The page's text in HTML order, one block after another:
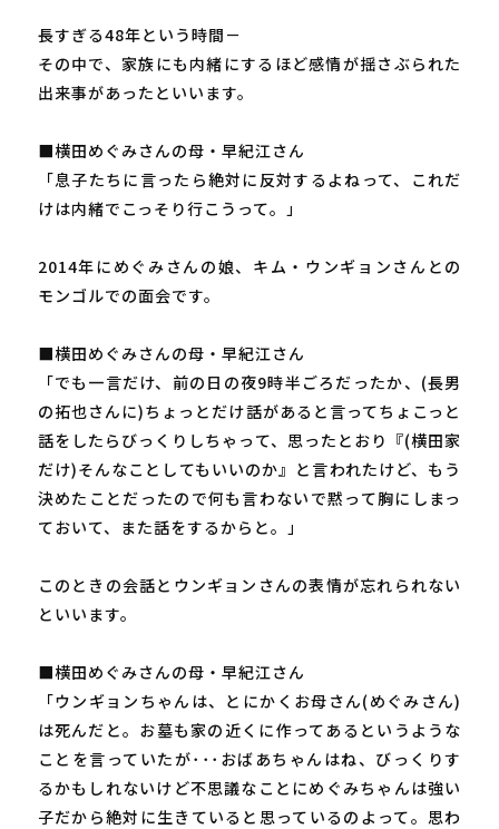
長すぎる48年という時間－
その中で、家族にも内緒にするほど感情が揺さぶられた
出来事があったといいます。
■横田めぐみさんの母・早紀江さん
「息子たちに言ったら絶対に反対するよねって、これだ
けは内緒でこっそり行こうって。」
2014年にめぐみさんの娘、キム・ウンギョンさんとの
モンゴルでの面会です。
■横田めぐみさんの母・早紀江さん
「でも一言だけ、前の日の夜9時半ごろだったか、(長男
の拓也さんに)ちょっとだけ話があると言ってちょこっと
話をしたらびっくりしちゃって、思ったとおり『(横田家
だけ)そんなことしてもいいのか』と言われたけど、もう
決めたことだったので何も言わないで黙って胸にしまっ
ておいて、また話をするからと。」
このときの会話とウンギョンさんの表情が忘れられない
といいます。
■横田めぐみさんの母・早紀江さん
「ウンギョンちゃんは、とにかくお母さん(めぐみさん)
は死んだと。お墓も家の近くに作ってあるというような
ことを言っていたが･･･おばあちゃんはね、びっくりす
るかもしれないけど不思議なことにめぐみちゃんは強い
子だから絶対に生きていると思っているのよって。思わ